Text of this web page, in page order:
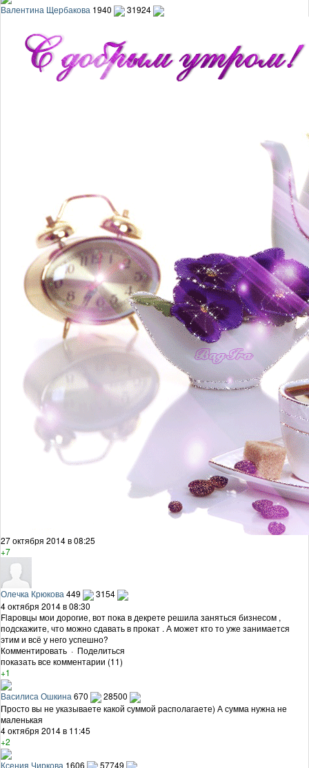
Валентина Щербакова 1940 31924
27 октября 2014 в 08:25
+7
Олечка Крюкова 449
3154
4 октября 2014 в 08:30
Flapовцы мои дорогие, вот пока в декрете решила заняться бизнесом ,
подскажите, что можно сдавать в прокат . А может кто то уже занимается
этим и всё у него успешно?
Комментировать · Поделиться
показать все комментарии (11)
+1
Василиса Ошкина 670
28500
Просто вы не указываете какой суммой располагаете) А сумма нужна не
маленькая
4 октября 2014 в 11:45
+2
Ксения Чиркова 1606 57749